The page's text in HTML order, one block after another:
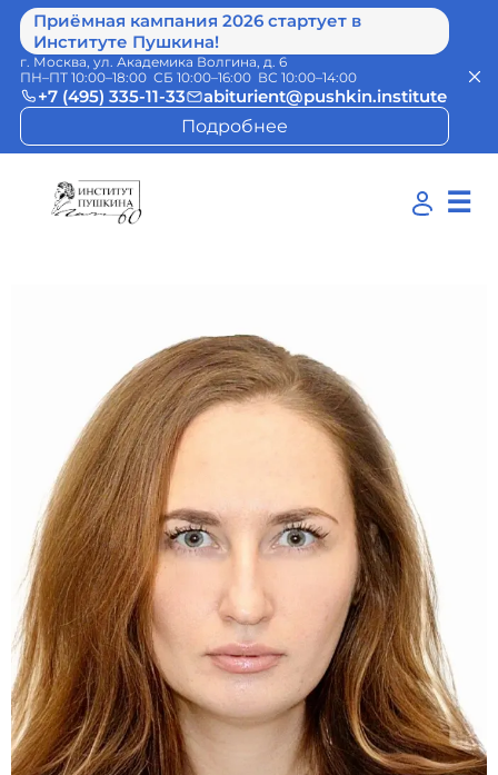
Приёмная кампания 2026 стартует в
Институте Пушкина!
г. Москва, ул. Академика Волгина, д. 6
ПН–ПТ 10:00–18:00 СБ 10:00–16:00 ВС 10:00–14:00
+7 (495) 335-11-33
abiturient@pushkin.institute
Подробнее
☰